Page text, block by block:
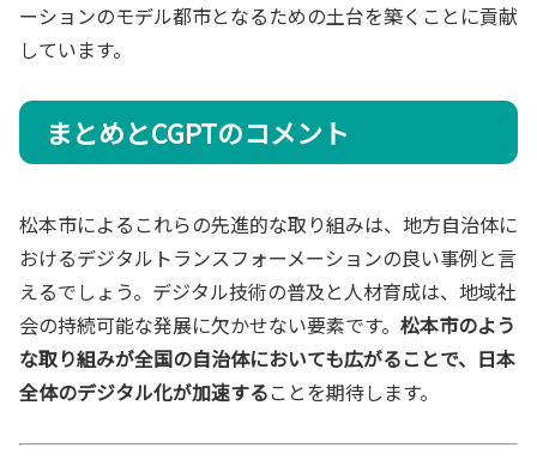
ーションのモデル都市となるための土台を築くことに貢献
しています。
まとめとCGPTのコメント
松本市によるこれらの先進的な取り組みは、地方自治体に
おけるデジタルトランスフォーメーションの良い事例と言
えるでしょう。デジタル技術の普及と人材育成は、地域社
会の持続可能な発展に欠かせない要素です。 松本市のよう
な取り組みが全国の自治体においても広がることで、日本
全体のデジタル化が加速することを期待します。